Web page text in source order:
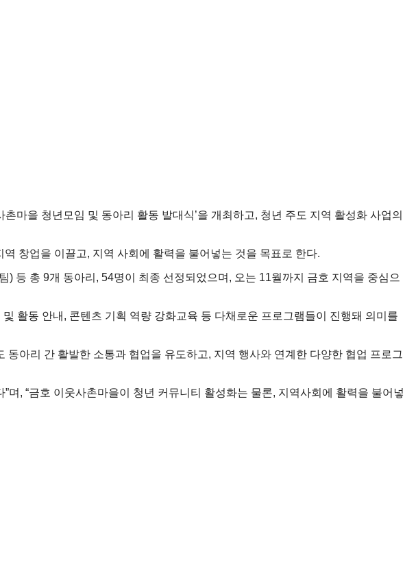
마을 청년모임 및 동아리 활동 발대식’을 개최하고, 청년 주도 지역 활성화 사업의
창업을 이끌고, 지역 사회에 활력을 불어넣는 것을 목표로 한다.
총 9개 동아리, 54명이 최종 선정되었으며, 오는 11월까지 금호 지역을 중심으
활동 안내, 콘텐츠 기획 역량 강화교육 등 다채로운 프로그램들이 진행돼 의미를
아리 간 활발한 소통과 협업을 유도하고, 지역 행사와 연계한 다양한 협업 프로그
, “금호 이웃사촌마을이 청년 커뮤니티 활성화는 물론, 지역사회에 활력을 불어넣